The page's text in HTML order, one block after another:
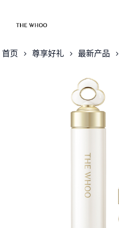
首页 尊享好礼 最新产品